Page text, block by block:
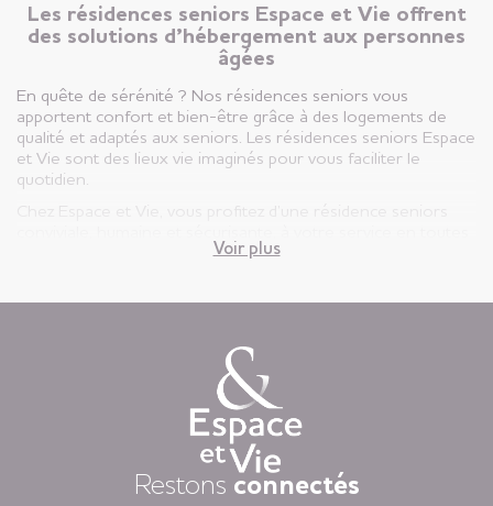
Les résidences seniors Espace et Vie offrent
des solutions d’hébergement aux personnes
âgées
En quête de sérénité ? Nos résidences seniors vous
apportent confort et bien-être grâce à des logements de
qualité et adaptés aux seniors. Les résidences seniors Espace
et Vie sont des lieux vie imaginés pour vous faciliter le
quotidien.
vie privatif et vous êtes libre d’y vivre selon votre rythme et
Chaque jour, nous mettons à disposition des animations
variées auxquelles, vous restez libre d’y participer, une
restauration « fait-maison », et une aide à la personne
attentionnée, réalisée par des équipes de professionnels
Dans nos résidences pour personnes âgées vous vivez dans
la tranquillité grâce au dispositif d’appel d’urgence et la
Voir plus
Restons connectés